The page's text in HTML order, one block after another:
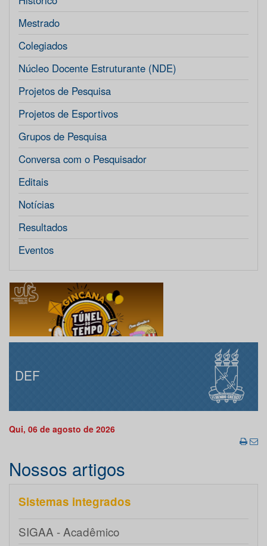
Mestrado
Colegiados
Núcleo Docente Estruturante (NDE)
Projetos de Pesquisa
Projetos de Esportivos
Grupos de Pesquisa
Conversa com o Pesquisador
Editais
Notícias
Resultados
Eventos
DEF
Qui, 06 de agosto de 2026
Nossos artigos
Sistemas integrados
SIGAA - Acadêmico